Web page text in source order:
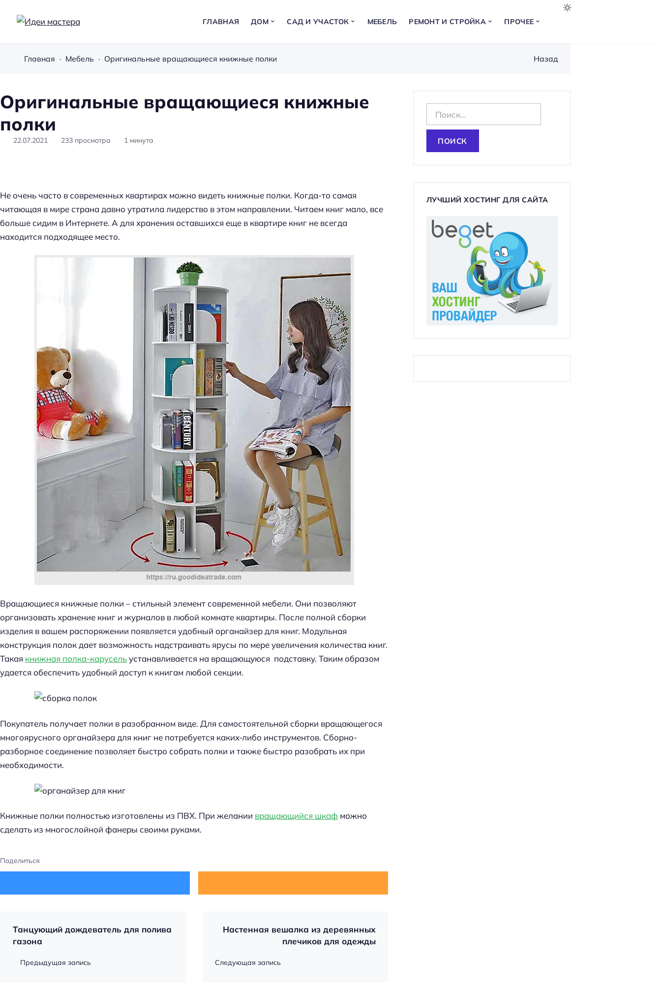
а
т
е
ГЛАВНАЯ ДОМ САД И УЧАСТОК МЕБЕЛЬ РЕМОНТ И СТРОЙКА ПРОЧЕЕ
Главная Мебель Оригинальные вращающиеся книжные полки Назад
Оригинальные вращающиеся книжные
полки
22.07.2021 233 просмотра 1 минута
Не очень часто в современных квартирах можно видеть книжные полки. Когда-то самая
читающая в мире страна давно утратила лидерство в этом направлении. Читаем книг мало, все
больше сидим в Интернете. А для хранения оставшихся еще в квартире книг не всегда
находится подходящее место.
Вращающиеся книжные полки – стильный элемент современной мебели. Они позволяют
организовать хранение книг и журналов в любой комнате квартиры. После полной сборки
изделия в вашем распоряжении появляется удобный органайзер для книг. Модульная
конструкция полок дает возможность надстраивать ярусы по мере увеличения количества книг.
Такая книжная полка-карусельустанавливается на вращающуюся подставку. Таким образом
удается обеспечить удобный доступ к книгам любой секции.
Покупатель получает полки в разобранном виде. Для самостоятельной сборки вращающегося
многоярусного органайзера для книг не потребуется каких-либо инструментов. Сборно-
разборное соединение позволяет быстро собрать полки и также быстро разобрать их при
необходимости.
Книжные полки полностью изготовлены из ПВХ. При желании вращающийся шкаф можно
сделать из многослойной фанеры своими руками.
Поделиться
Танцующий дождеватель для полива
газона
Предыдущая запись
Настенная вешалка из деревянных
плечиков для одежды
Следующая запись
а
т
и
ЛУЧШИЙ ХОСТИНГ ДЛЯ САЙТА